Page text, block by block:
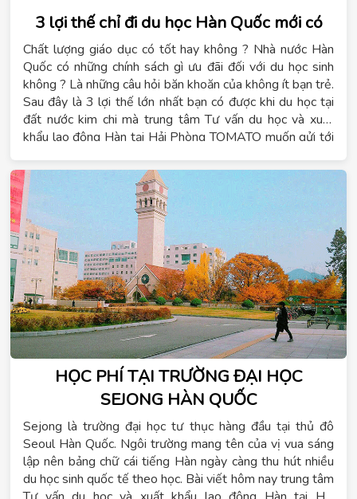
3 lợi thế chỉ đi du học Hàn Quốc mới có
Chất lượng giáo dục có tốt hay không ? Nhà nước Hàn
Quốc có những chính sách gì ưu đãi đối với du học sinh
không ? Là những câu hỏi băn khoăn của không ít bạn trẻ.
Sau đây là 3 lợi thế lớn nhất bạn có được khi du học tại
đất nước kim chi mà trung tâm Tư vấn du học và xuất
khẩu lao động Hàn tại Hải Phòng TOMATO muốn gửi tới
HỌC PHÍ TẠI TRƯỜNG ĐẠI HỌC
SEJONG HÀN QUỐC
Sejong là trường đại học tư thục hàng đầu tại thủ đô
Seoul Hàn Quốc. Ngôi trường mang tên của vị vua sáng
lập nên bảng chữ cái tiếng Hàn ngày càng thu hút nhiều
du học sinh quốc tế theo học. Bài viết hôm nay trung tâm